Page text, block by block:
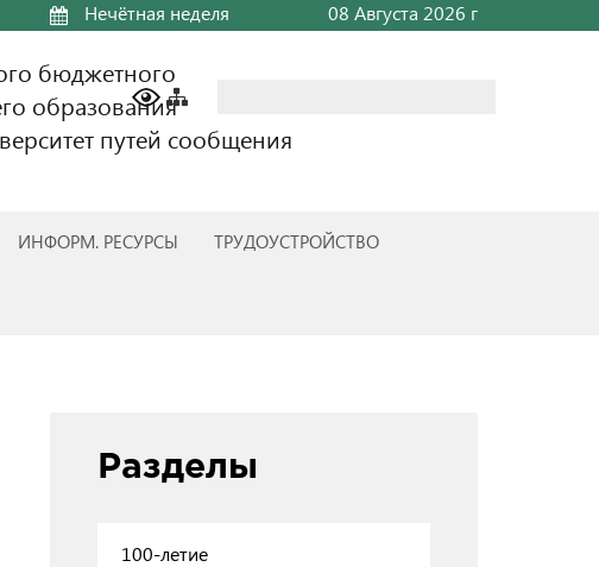
Нечётная неделя 08 Августа 2026 г
бюджетного
образования
путей сообщения
ИНФОРМ. РЕСУРСЫ ТРУДОУСТРОЙСТВО
Разделы
100-летие